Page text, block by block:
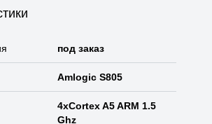
под заказ
Amlogic S805
4xCortex A5 ARM 1.5
Ghz